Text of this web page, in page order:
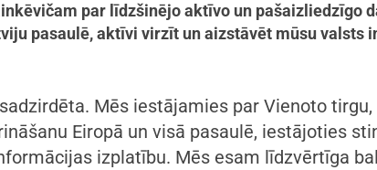
par līdzšinējo aktīvo un pašaizliedzīgo
pasaulē, aktīvi virzīt un aizstāvēt mūsu valsts
Mēs iestājamies par Vienoto
Eiropā un visā pasaulē, iestājoties
izplatību. Mēs esam līdzvērtīga